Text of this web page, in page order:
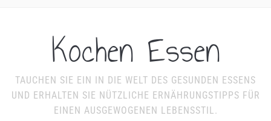
Kochen Essen
TAUCHEN SIE EIN IN DIE WELT DES GESUNDEN ESSENS
UND ERHALTEN SIE NÜTZLICHE ERNÄHRUNGSTIPPS FÜR
EINEN AUSGEWOGENEN LEBENSSTIL.